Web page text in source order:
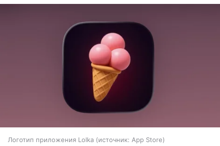
Логотип приложения Lolka источник: App Store